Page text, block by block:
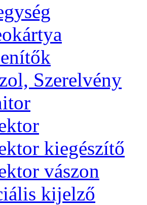
Szerelvény
kiegészítő
vászon
kijelző